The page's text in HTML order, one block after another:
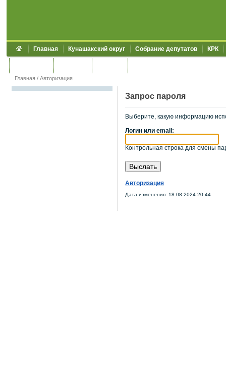
Главная Кунашакский округ Собрание депутатов КРК
Главная / Авторизация
Запрос пароля
Выберите, какую информацию
Логин или email:
Контрольная строка для смены
Авторизация
Дата изменения: 18.08.2024 20:44